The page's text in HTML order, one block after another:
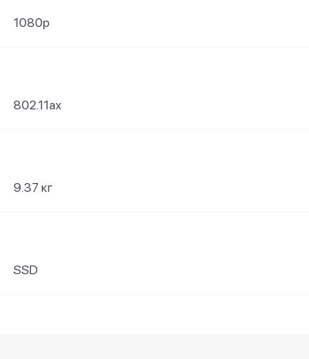
1080p
802.11ax
9.37 кг
SSD